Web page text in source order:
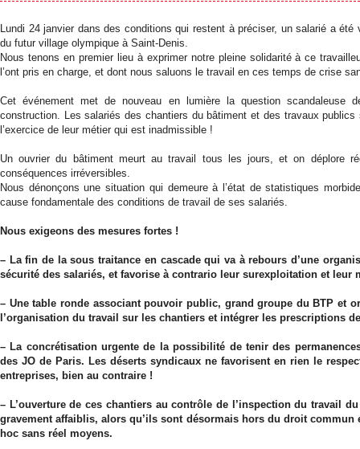
Lundi 24 janvier dans des conditions qui restent à préciser, un salarié a
du futur village olympique à Saint-Denis.
Nous tenons en premier lieu à exprimer notre pleine solidarité à ce
l’ont pris en charge, et dont nous saluons le travail en ces temps de crise
Cet événement met de nouveau en lumière la question
construction. Les salariés des chantiers du bâtiment et des travaux
l’exercice de leur métier qui est inadmissible !
Un ouvrier du bâtiment meurt au travail tous les jours, et on déplore
conséquences irréversibles.
Nous dénonçons une situation qui demeure à l’état de statistiques
cause fondamentale des conditions de travail de ses salariés.
Nous exigeons des mesures fortes !
– La fin de la sous traitance en cascade qui va à rebours d’une
sécurité des salariés, et favorise à contrario leur surexploitation et leur
– Une table ronde associant pouvoir public, grand groupe du BTP et
l’organisation du travail sur les chantiers et intégrer les prescriptions
– La concrétisation urgente de la possibilité de tenir des
des JO de Paris. Les déserts syndicaux ne favorisent en rien le
entreprises, bien au contraire !
– L’ouverture de ces chantiers au contrôle de l’inspection du travail
gravement affaiblis, alors qu’ils sont désormais hors du droit commun
hoc sans réel moyens.